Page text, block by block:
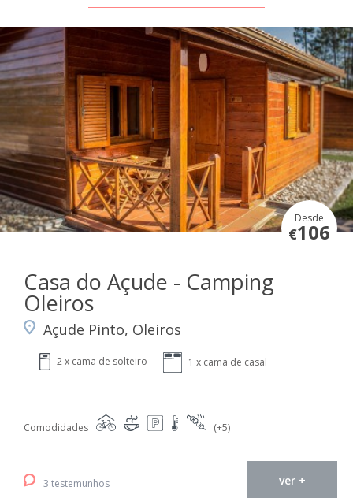
Desde
€106
Casa do Açude - Camping
Oleiros
Açude Pinto, Oleiros
2 x cama de solteiro 1 x cama de casal
Comodidades (+5)
3 testemunhos ver +